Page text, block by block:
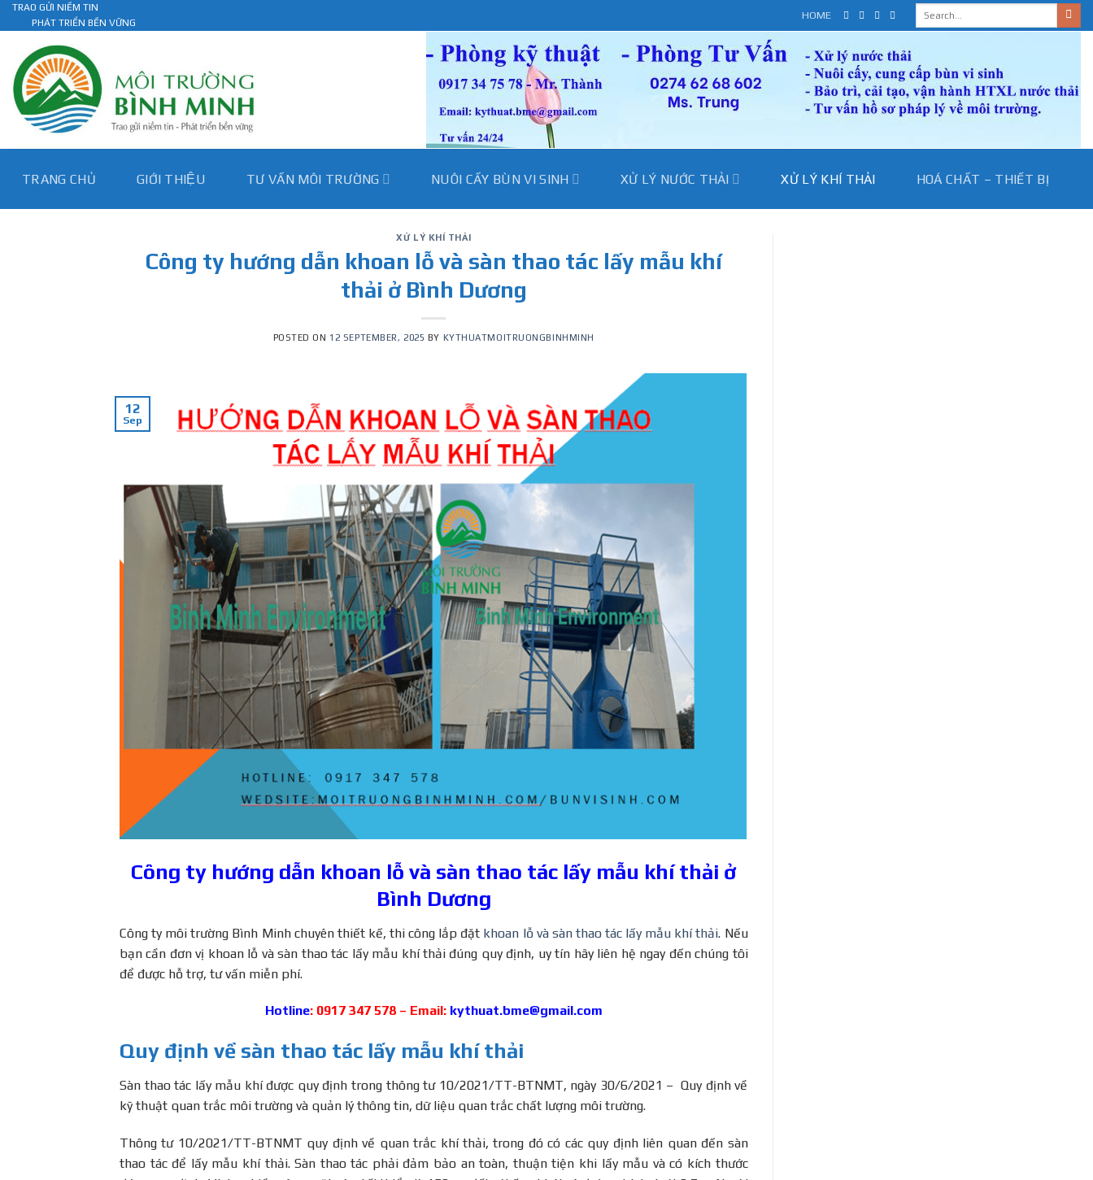
Skip
to
content
TRAO GỬI NIỀM TIN
PHÁT TRIỂN BỀN VỮNG
HOME
TRANG CHỦ GIỚI THIỆU TƯ VẤN MÔI TRƯỜNG NUÔI CẤY BÙN VI SINH XỬ LÝ NƯỚC THẢI XỬ LÝ KHÍ THẢI HOÁ CHẤT – THIẾT BỊ
XỬ LÝ KHÍ THẢI
Công ty hướng dẫn khoan lỗ và sàn thao tác lấy mẫu khí
thải ở Bình Dương
POSTED ON 12 SEPTEMBER, 2025 BY KYTHUATMOITRUONGBINHMINH
12
Sep
Công ty hướng dẫn khoan lỗ và sàn thao tác lấy mẫu khí thải ở
Bình Dương
Công ty môi trường Bình Minh chuyên thiết kế, thi công lắp đặt khoan lỗ và sàn thao tác lấy mẫu khí thải. Nếu
bạn cần đơn vị khoan lỗ và sàn thao tác lấy mẫu khí thải đúng quy định, uy tín hãy liên hệ ngay đến chúng tôi
để được hỗ trợ, tư vấn miễn phí.
Hotline: 0917 347 578 – Email: kythuat.bme@gmail.com
Quy định về sàn thao tác lấy mẫu khí thải
Sàn thao tác lấy mẫu khí được quy định trong thông tư 10/2021/TT-BTNMT, ngày 30/6/2021 – Quy định về
kỹ thuật quan trắc môi trường và quản lý thông tin, dữ liệu quan trắc chất lượng môi trường.
Thông tư 10/2021/TT-BTNMT quy định về quan trắc khí thải, trong đó có các quy định liên quan đến sàn
thao tác để lấy mẫu khí thải. Sàn thao tác phải đảm bảo an toàn, thuận tiện khi lấy mẫu và có kích thước